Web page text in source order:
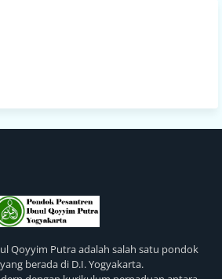
Qoyyim Putra adalah salah satu pondok
berada di D.I. Yogyakarta.